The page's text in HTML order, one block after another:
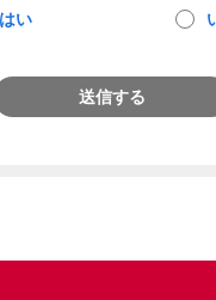
はい
送信する